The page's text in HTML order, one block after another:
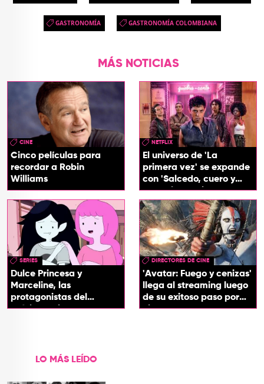
GASTRONOMÍA GASTRONOMÍA COLOMBIANA
MÁS NOTICIAS
CINE
Cinco películas para
recordar a Robin
Williams
NETFLIX
El universo de 'La
primera vez' se expande
con 'Salcedo, cuero y
boogaloo', spin off
SERIES
Dulce Princesa y
Marceline, las
protagonistas del
próximo spin-off de 'Hora
DIRECTORES DE CINE
'Avatar: Fuego y cenizas'
llega al streaming luego
de su exitoso paso por
cines
LO MÁS LEÍDO